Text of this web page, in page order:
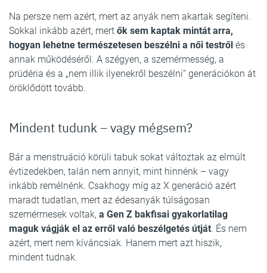
Na persze nem azért, mert az anyák nem akartak segíteni.
Sokkal inkább azért, mert ők sem kaptak mintát arra,
hogyan lehetne természetesen beszélni a női testről és
annak működéséről. A szégyen, a szemérmesség, a
prüdéria és a „nem illik ilyenekről beszélni” generációkon át
öröklődött tovább.
Mindent tudunk – vagy mégsem?
Bár a menstruáció körüli tabuk sokat változtak az elmúlt
évtizedekben, talán nem annyit, mint hinnénk – vagy
inkább remélnénk. Csakhogy míg az X generáció azért
maradt tudatlan, mert az édesanyák túlságosan
szemérmesek voltak, a Gen Z bakfisai gyakorlatilag
maguk vágják el az erről való beszélgetés útját. És nem
azért, mert nem kíváncsiak. Hanem mert azt hiszik,
mindent tudnak.